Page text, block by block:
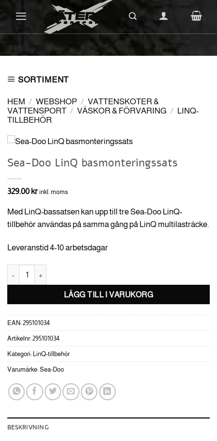
SORTIMENT
HEM / WEBSHOP / VATTENSKOTER &
VATTENSPORT / VÄSKOR & FÖRVARING / LINQ-
TILLBEHÖR
Sea-Doo LinQ basmonteringssats
329.00 kr inkl. moms
Med LinQ-bassatsen kan upp till tre Sea-Doo LinQ-
tillbehör användas på samma gång på LinQ multilasträcke.
Leveranstid 4-10 arbetsdagar
Sea-Doo LinQ basmonteringssats mängd
LÄGG TILL I VARUKORG
EAN: 295101034
Artikelnr: 295101034
Kategori: LinQ-tillbehör
Varumärke: Sea-Doo
BESKRIVNING